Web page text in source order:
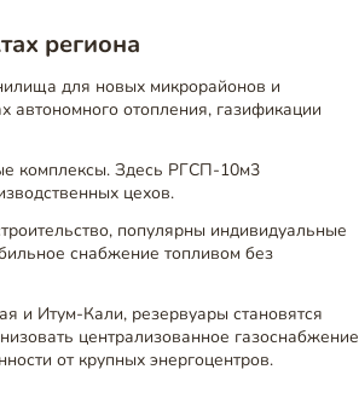
региона
для новых микрорайонов и
автономного отопления, газификации
комплексы. Здесь РГСП-10м3
цехов.
популярны индивидуальные
снабжение топливом без
и Итум-Кали, резервуары становятся
централизованное газоснабжение
от крупных энергоцентров.